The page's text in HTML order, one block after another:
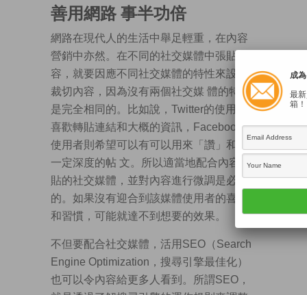
善用網路 事半功倍
網路在現代人的生活中舉足輕重，在內容
營銷中亦然。在不同的社交媒體中張貼內
容，就要因應不同社交媒體的特性來設計/
裁切內容，因為沒有兩個社交媒 體的特性
是完全相同的。比如說，Twitter的使用者
喜歡轉貼連結和大概的資訊，Facebook的
使用者則希望可以有可以用來「讚」和有
一定深度的帖 文。所以適當地配合內容張
貼的社交媒體，並對內容進行微調是必要
的。如果沒有迎合到該媒體使用者的喜好
和習慣，可能就達不到想要的效果。
不但要配合社交媒體，活用SEO（Search
Engine Optimization，搜尋引擎最佳化）
也可以令內容給更多人看到。所謂SEO，
成
最
箱！